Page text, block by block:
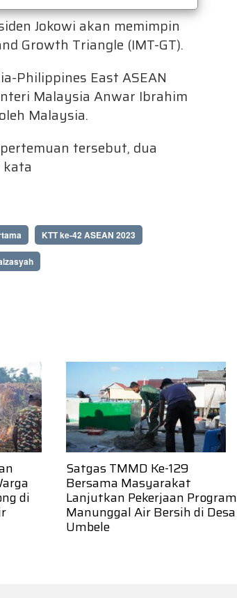
Jokowi akan memimpin
Growth Triangle (IMT-GT).
Philippines East ASEAN
Malaysia Anwar Ibrahim
Malaysia.
tersebut, dua
kata
KTT ke-42 ASEAN 2023
di
Satgas TMMD Ke-129
Bersama Masyarakat
Lanjutkan Pekerjaan Program
Manunggal Air Bersih di Desa
Umbele